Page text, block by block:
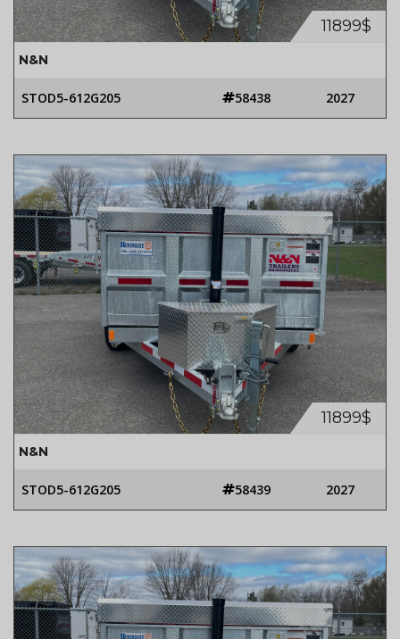
11899$
N&N
STOD5-612G205 58438 2027
11899$
N&N
STOD5-612G205 58439 2027